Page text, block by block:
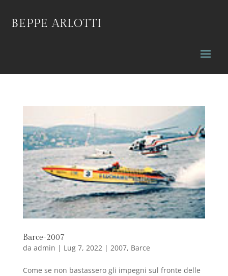
BEPPE ARLOTTI
Barce-2007
da admin | Lug 7, 2022| 2007, Barce
Come se non bastassero gli impegni sul fronte delle